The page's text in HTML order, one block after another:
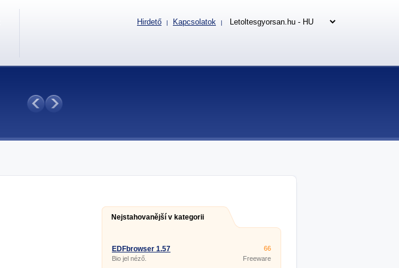
Nejstahovanější v kategorii
EDFbrowser 1.57
Bio jel néző.
66
Freeware
Hirdető | Kapcsolatok |